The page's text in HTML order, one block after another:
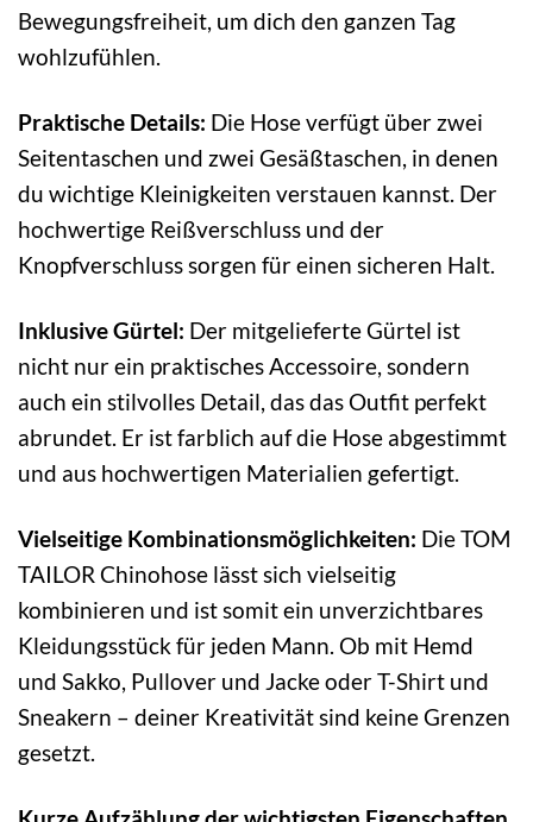
Bewegungsfreiheit, um dich den ganzen Tag
wohlzufühlen.
Praktische Details: Die Hose verfügt über zwei
Seitentaschen und zwei Gesäßtaschen, in denen
du wichtige Kleinigkeiten verstauen kannst. Der
hochwertige Reißverschluss und der
Knopfverschluss sorgen für einen sicheren Halt.
Inklusive Gürtel: Der mitgelieferte Gürtel ist
nicht nur ein praktisches Accessoire, sondern
auch ein stilvolles Detail, das das Outfit perfekt
abrundet. Er ist farblich auf die Hose abgestimmt
und aus hochwertigen Materialien gefertigt.
Vielseitige Kombinationsmöglichkeiten: Die TOM
TAILOR Chinohose lässt sich vielseitig
kombinieren und ist somit ein unverzichtbares
Kleidungsstück für jeden Mann. Ob mit Hemd
und Sakko, Pullover und Jacke oder T-Shirt und
Sneakern – deiner Kreativität sind keine Grenzen
gesetzt.